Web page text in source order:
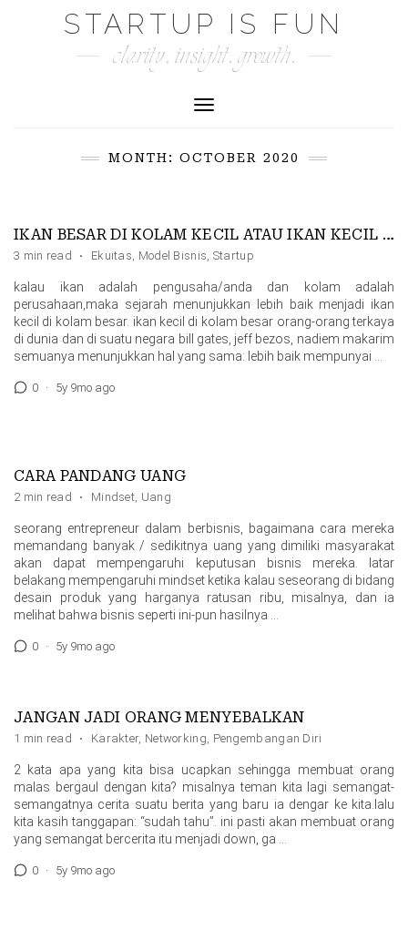
STARTUP IS FUN
clarity. insight. growth.
Toggle Navigation
MONTH: OCTOBER 2020
IKAN BESAR DI KOLAM KECIL ATAU IKAN KECIL DI KOLAM BESAR
3 min read · Ekuitas, Model Bisnis, Startup
kalau ikan adalah pengusaha/anda dan kolam adalah
perusahaan,maka sejarah menunjukkan lebih baik menjadi ikan
kecil di kolam besar. ikan kecil di kolam besar orang-orang terkaya
di dunia dan di suatu negara bill gates, jeff bezos, nadiem makarim
semuanya menunjukkan hal yang sama: lebih baik mempunyai …
0 · 5y 9mo ago
CARA PANDANG UANG
2 min read · Mindset, Uang
seorang entrepreneur dalam berbisnis, bagaimana cara mereka
memandang banyak / sedikitnya uang yang dimiliki masyarakat
akan dapat mempengaruhi keputusan bisnis mereka. latar
belakang mempengaruhi mindset ketika kalau seseorang di bidang
desain produk yang harganya ratusan ribu, misalnya, dan ia
melihat bahwa bisnis seperti ini-pun hasilnya …
0 · 5y 9mo ago
JANGAN JADI ORANG MENYEBALKAN
1 min read · Karakter, Networking, Pengembangan Diri
2 kata apa yang kita bisa ucapkan sehingga membuat orang
malas bergaul dengan kita? misalnya teman kita lagi semangat-
semangatnya cerita suatu berita yang baru ia dengar ke kita.lalu
kita kasih tanggapan: “sudah tahu”. ini pasti akan membuat orang
yang semangat bercerita itu menjadi down, ga …
0 · 5y 9mo ago